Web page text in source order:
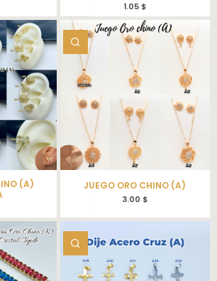
1.05 $
(A)
JUEGO ORO CHINO (A)
3.00 $